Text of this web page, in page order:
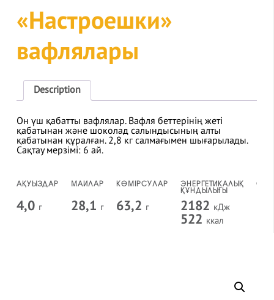
«Настроешки»
вафлялары
Description
Он үш қабатты вафлялар. Вафля беттерінің жеті
қабатынан және шоколад салындысының алты
қабатынан құралған. 2,8 кг салмағымен шығарылады.
Сақтау мерзімі: 6 ай.
АҚУЫЗДАР МАЙЛАР КӨМІРСУЛАР ЭНЕРГЕТИКАЛЫҚ
ҚҰНДЫЛЫҒЫ
4,0 г 28,1 г 63,2 г 2182 кДж
522 ккал